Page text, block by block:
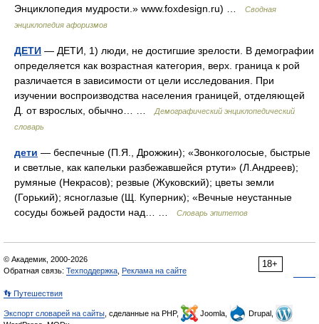
Энциклопедия мудрости.» www.foxdesign.ru) …
Сводная
энциклопедия афоризмов
ДЕТИ — ДЕТИ, 1) люди, не достигшие зрелости. В демографии
определяется как возрастная категория, верх. граница к рой
различается в зависимости от цели исследования. При
изучении воспроизводства населения границей, отделяющей
Д. от взрослых, обычно… …
Демографический энциклопедический
словарь
дети — беспечные (П.Я., Дрожжин); «Звонкоголосые, быстрые
и светлые, как капельки разбежавшейся ртути» (Л.Андреев);
румяные (Некрасов); резвые (Жуковский); цветы земли
(Горький); ясноглазые (Щ. Куперник); «Вечные неустанные
сосуды божьей радости над… …
Словарь эпитетов
18+
© Академик, 2000-2026
Обратная связь: Техподдержка Реклама на сайте
👣 Путешествия
Экспорт словарей на сайты , сделанные на PHP, Joomla,
Drupal,